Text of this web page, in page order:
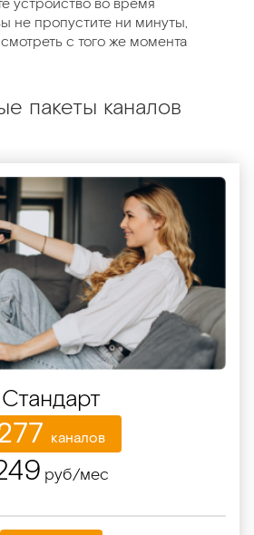
устройство во время
не пропустите ни минуты,
с того же момента
пакеты каналов
Стандарт
каналов
руб/мес